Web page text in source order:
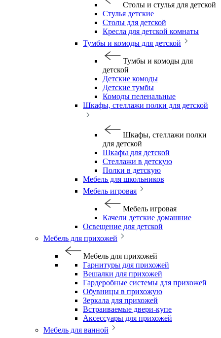
Столы и стулья для детской
Стулья детские
Столы для детской
Кресла для детской комнаты
Тумбы и комоды для детской
Тумбы и комоды для
детской
Детские комоды
Детские тумбы
Комоды пеленальные
Шкафы, стеллажи полки для детской
Шкафы, стеллажи полки
для детской
Шкафы для детской
Стеллажи в детскую
Полки в детскую
Мебель для школьников
Мебель игровая
Мебель игровая
Качели детские домашние
Освещение для детской
Мебель для прихожей
Мебель для прихожей
Гарнитуры для прихожей
Вешалки для прихожей
Гардеробные системы для прихожей
Обувницы в прихожую
Зеркала для прихожей
Встраиваемые двери-купе
Аксессуары для прихожей
Мебель для ванной